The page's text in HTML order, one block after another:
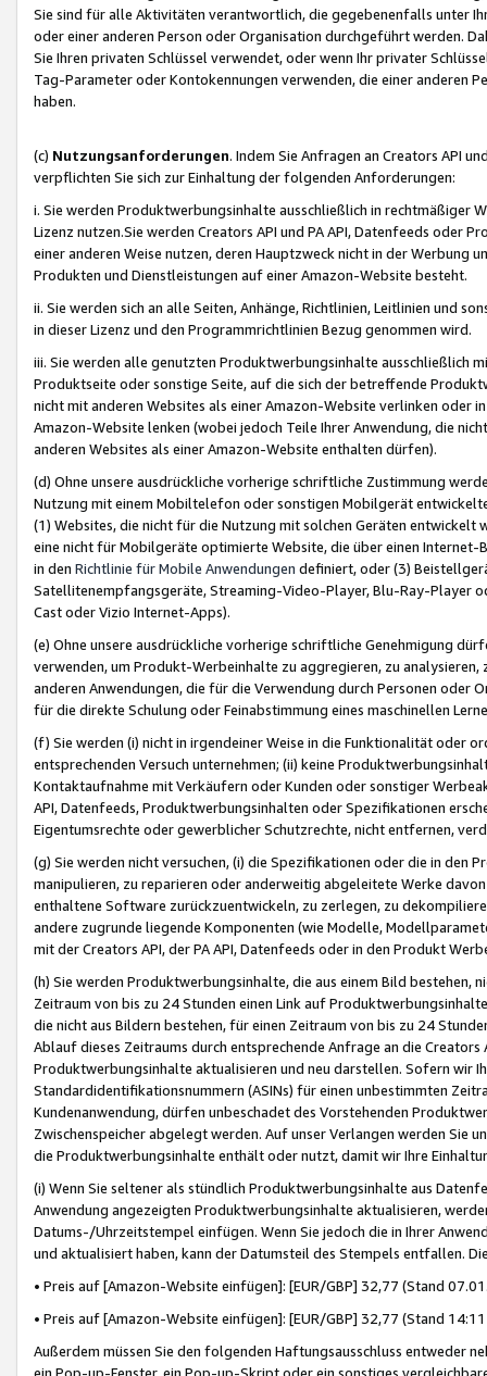
Sie sind für alle Aktivitäten verantwortlich, die gegebenenfalls unter
oder einer anderen Person oder Organisation durchgeführt werden.
Sie Ihren privaten Schlüssel verwendet, oder wenn Ihr privater
Tag-Parameter oder Kontokennungen verwenden, die einer anderen
haben.
(c) Nutzungsanforderungen. Indem Sie Anfragen an Creators API
verpflichten Sie sich zur Einhaltung der folgenden Anforderungen:
i. Sie werden Produktwerbungsinhalte ausschließlich in rechtmäßiger
Lizenz nutzen.Sie werden Creators API und PA API, Datenfeeds oder
einer anderen Weise nutzen, deren Hauptzweck nicht in der Werbung
Produkten und Dienstleistungen auf einer Amazon-Website besteht.
ii. Sie werden sich an alle Seiten, Anhänge, Richtlinien, Leitlinien und
in dieser Lizenz und den Programmrichtlinien Bezug genommen wird.
iii. Sie werden alle genutzten Produktwerbungsinhalte ausschließlich
Produktseite oder sonstige Seite, auf die sich der betreffende
nicht mit anderen Websites als einer Amazon-Website verlinken oder
Amazon-Website lenken (wobei jedoch Teile Ihrer Anwendung, die
anderen Websites als einer Amazon-Website enthalten dürfen).
(d) Ohne unsere ausdrückliche vorherige schriftliche Zustimmung
Nutzung mit einem Mobiltelefon oder sonstigen Mobilgerät
(1) Websites, die nicht für die Nutzung mit solchen Geräten
eine nicht für Mobilgeräte optimierte Website, die über einen
in den Richtlinie für Mobile Anwendungen definiert, oder (3)
Satellitenempfangsgeräte, Streaming-Video-Player, Blu-Ray-Player
Cast oder Vizio Internet-Apps).
(e) Ohne unsere ausdrückliche vorherige schriftliche Genehmigung
verwenden, um Produkt-Werbeinhalte zu aggregieren, zu
anderen Anwendungen, die für die Verwendung durch Personen
für die direkte Schulung oder Feinabstimmung eines maschinellen
(f) Sie werden (i) nicht in irgendeiner Weise in die Funktionalität oder
entsprechenden Versuch unternehmen; (ii) keine
Kontaktaufnahme mit Verkäufern oder Kunden oder sonstiger
API, Datenfeeds, Produktwerbungsinhalten oder Spezifikationen
Eigentumsrechte oder gewerblicher Schutzrechte, nicht entfernen,
(g) Sie werden nicht versuchen, (i) die Spezifikationen oder die in
manipulieren, zu reparieren oder anderweitig abgeleitete Werke
enthaltene Software zurückzuentwickeln, zu zerlegen, zu
andere zugrunde liegende Komponenten (wie Modelle,
mit der Creators API, der PA API, Datenfeeds oder in den Produkt
(h) Sie werden Produktwerbungsinhalte, die aus einem Bild bestehen,
Zeitraum von bis zu 24 Stunden einen Link auf
die nicht aus Bildern bestehen, für einen Zeitraum von bis zu 24
Ablauf dieses Zeitraums durch entsprechende Anfrage an die
Produktwerbungsinhalte aktualisieren und neu darstellen. Sofern wir
Standardidentifikationsnummern (ASINs) für einen unbestimmten
Kundenanwendung, dürfen unbeschadet des Vorstehenden
Zwischenspeicher abgelegt werden. Auf unser Verlangen werden Sie
die Produktwerbungsinhalte enthält oder nutzt, damit wir Ihre
(i) Wenn Sie seltener als stündlich Produktwerbungsinhalte aus
Anwendung angezeigten Produktwerbungsinhalte aktualisieren,
Datums-/Uhrzeitstempel einfügen. Wenn Sie jedoch die in Ihrer
und aktualisiert haben, kann der Datumsteil des Stempels entfallen.
• Preis auf [Amazon-Website einfügen]: [EUR/GBP] 32,77 (Stand
• Preis auf [Amazon-Website einfügen]: [EUR/GBP] 32,77 (Stand
Außerdem müssen Sie den folgenden Haftungsausschluss entweder
ein Pop-up-Fenster, ein Pop-up-Skript oder ein sonstiges